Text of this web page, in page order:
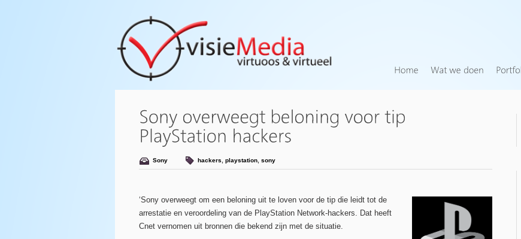
Sony hackers playstation sony
‘Sony overweegt om een beloning uit te loven voor de tip die leidt tot de
arrestatie en veroordeling van de PlayStation Network-hackers. Dat heeft
Cnet vernomen uit bronnen die bekend zijn met de situatie.